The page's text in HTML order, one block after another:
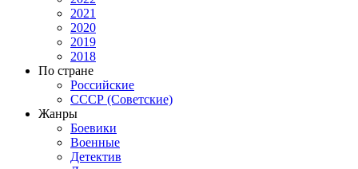
2021
2020
2019
2018
По стране
Российские
СССР (Советские)
Жанры
Боевики
Военные
Детектив